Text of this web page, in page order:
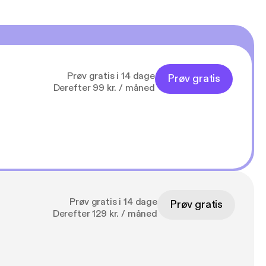
Prøv gratis i 14 dage
Derefter 99 kr. / måned
Prøv gratis
Prøv gratis i 14 dage
Derefter 129 kr. / måned
Prøv gratis